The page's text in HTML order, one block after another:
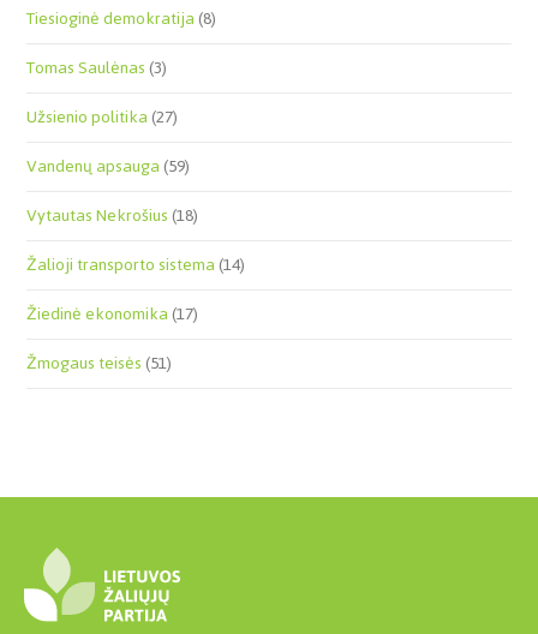
Tiesioginė demokratija(8)
Tomas Saulėnas(3)
Užsienio politika(27)
Vandenų apsauga(59)
Vytautas Nekrošius(18)
Žalioji transporto sistema(14)
Žiedinė ekonomika(17)
Žmogaus teisės(51)